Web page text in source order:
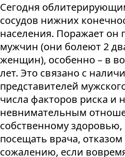
Сегодня
сосудов нижних
населения. Поражает он
мужчин (они болеют 2
женщин), особенно – в
лет. Это связано с
представителей
числа факторов риска и
невнимательным
собственному
посещать врача,
сожалению, если